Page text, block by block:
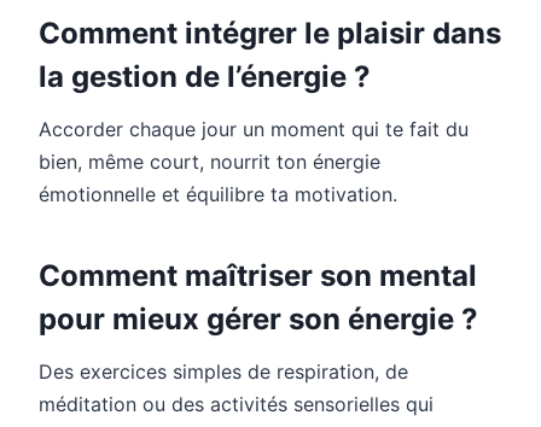
Comment intégrer le plaisir dans
la gestion de l’énergie ?
Accorder chaque jour un moment qui te fait du
bien, même court, nourrit ton énergie
émotionnelle et équilibre ta motivation.
Comment maîtriser son mental
pour mieux gérer son énergie ?
Des exercices simples de respiration, de
méditation ou des activités sensorielles qui